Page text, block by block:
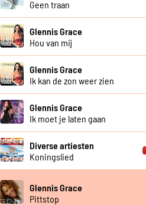
Geen traan
Glennis Grace
Hou van mij
Glennis Grace
Ik kan de zon weer zien
Glennis Grace
Ik moet je laten gaan
Diverse artiesten
Koningslied
Glennis Grace
Pittstop